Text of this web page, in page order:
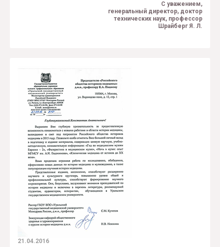
С уважением,
генеральный директор, доктор
технических наук, профессор
Шрайберг Я. Л.
21.04.2016